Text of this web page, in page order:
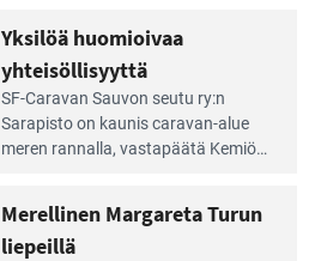
virkistysalueesta.
Yksilöä huomioivaa
yhteisöllisyyttä
SF-Caravan Sauvon seutu ry:n
Sarapisto on kaunis caravan-alue
meren rannalla, vasta­päätä Kemiön
kymmenen paikkaa ilman sähköä.
Merellinen Margareta Turun
liepeillä